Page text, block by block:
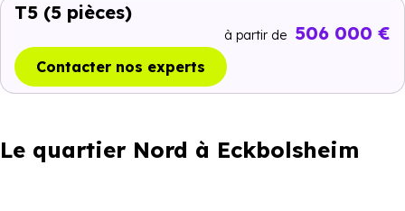
T5 (5 pièces)
à partir de 506 000 €
Contacter nos experts
Le quartier Nord à Eckbolsheim